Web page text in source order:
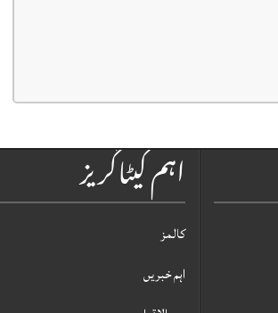
اہم کیٹاگریز
کالمز
اہم خبریں